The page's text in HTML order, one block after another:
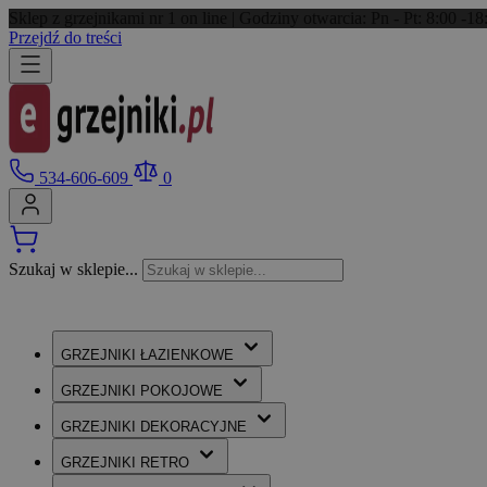
Przejdź do treści
534-606-609 0
Szukaj w sklepie...
GRZEJNIKI ŁAZIENKOWE
GRZEJNIKI POKOJOWE
GRZEJNIKI DEKORACYJNE
GRZEJNIKI RETRO